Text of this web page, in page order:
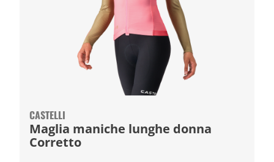
CASTELLI
Maglia maniche lunghe donna
Corretto